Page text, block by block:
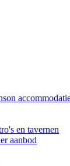
en tavernen
aanbod